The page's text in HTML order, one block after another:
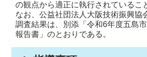
の観点から適正に執行されているこ
なお、公益社団法人大阪技術振興協
調査結果は、別添「令和6年度五島
報告書」のとおりである。